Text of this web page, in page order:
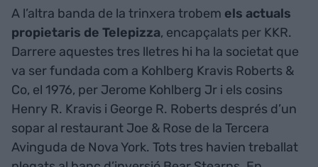
A l’altra banda de la trinxera trobem els actuals
propietaris de Telepizza, encapçalats per KKR.
Darrere aquestes tres lletres hi ha la societat que
va ser fundada com a Kohlberg Kravis Roberts &
Co, el 1976, per Jerome Kohlberg Jr i els cosins
Henry R. Kravis i George R. Roberts després d’un
sopar al restaurant Joe & Rose de la Tercera
Avinguda de Nova York. Tots tres havien treballat